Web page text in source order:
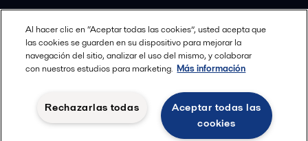
Nuestras oficinas
Términos y condiciones legales
Política de Privacidad
Al hacer clic en “Aceptar todas las cookies”, usted acepta que
las cookies se guarden en su dispositivo para mejorar la
navegación del sitio, analizar el uso del mismo, y colaborar
con nuestros estudios para marketing. Más información
Aceptar todas las
cookies
Rechazarlas todas